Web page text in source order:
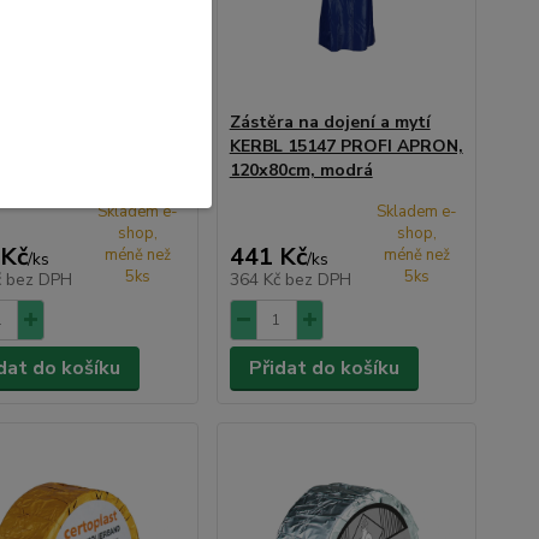
/ks
bez DPH
Skladem e-
shop,
méně než
5ks
do košíku
Zástěra na dojení a mytí
KERBL 15147 PROFI APRON,
120x80cm, modrá
441 Kč/ks
364 Kč bez DPH
Skladem e-
shop,
méně než
5ks
Přidat do košíku